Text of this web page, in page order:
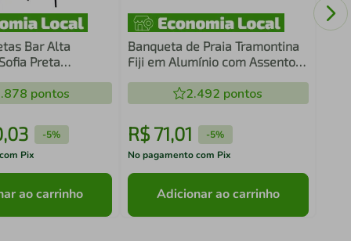
Bar Alta
Preta
pontos
,03 -5%
Pix
ao carrinho
Banqueta de Praia Tramontina
Fiji em Alumínio com Assento
2.492 pontos
R$ 71,01 -5%
No pagamento com Pix
Adicionar ao carrinho